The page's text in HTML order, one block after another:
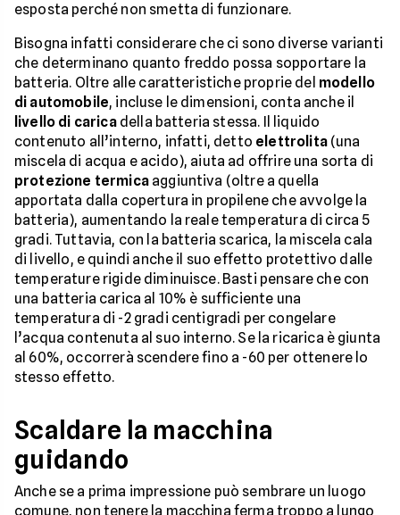
esposta perché non smetta di funzionare.
Bisogna infatti considerare che ci sono diverse varianti
che determinano quanto freddo possa sopportare la
batteria. Oltre alle caratteristiche proprie del modello
di automobile, incluse le dimensioni, conta anche il
livello di caricadella batteria stessa. Il liquido
contenuto all’interno, infatti, detto elettrolita(una
miscela di acqua e acido), aiuta ad offrire una sorta di
protezione termicaaggiuntiva (oltre a quella
apportata dalla copertura in propilene che avvolge la
batteria), aumentando la reale temperatura di circa 5
gradi. Tuttavia, con la batteria scarica, la miscela cala
di livello, e quindi anche il suo effetto protettivo dalle
temperature rigide diminuisce. Basti pensare che con
una batteria carica al 10% è sufficiente una
temperatura di -2 gradi centigradi per congelare
l’acqua contenuta al suo interno. Se la ricarica è giunta
al 60%, occorrerà scendere fino a -60 per ottenere lo
stesso effetto.
Scaldare la macchina
guidando
Anche se a prima impressione può sembrare un luogo
comune, non tenere la macchina ferma troppo a lungo